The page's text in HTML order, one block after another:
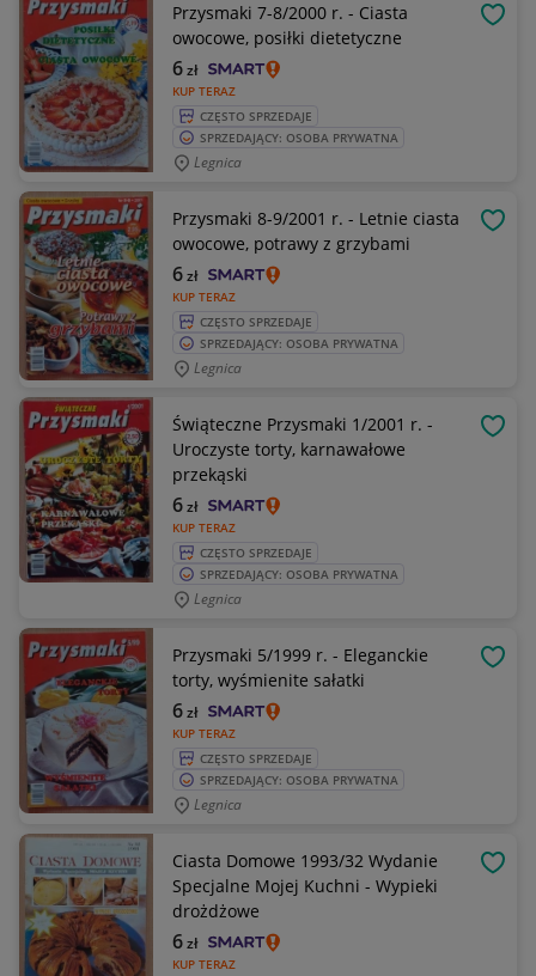
Przysmaki 7-8/2000 r. - Ciasta
owocowe, posiłki dietetyczne
KUP TERAZ
6zł
CZĘSTO SPRZEDAJE
SPRZEDAJĄCY: OSOBA PRYWATNA
Legnica
Przysmaki 8-9/2001 r. - Letnie ciasta
owocowe, potrawy z grzybami
KUP TERAZ
6zł
CZĘSTO SPRZEDAJE
SPRZEDAJĄCY: OSOBA PRYWATNA
Legnica
Świąteczne Przysmaki 1/2001 r. -
Uroczyste torty, karnawałowe
przekąski
KUP TERAZ
6zł
CZĘSTO SPRZEDAJE
SPRZEDAJĄCY: OSOBA PRYWATNA
Legnica
Przysmaki 5/1999 r. - Eleganckie
torty, wyśmienite sałatki
KUP TERAZ
6zł
CZĘSTO SPRZEDAJE
SPRZEDAJĄCY: OSOBA PRYWATNA
Legnica
Ciasta Domowe 1993/32 Wydanie
Specjalne Mojej Kuchni - Wypieki
drożdżowe
KUP TERAZ
6zł